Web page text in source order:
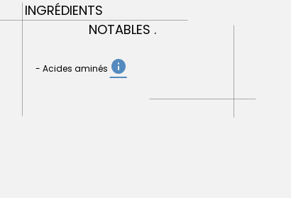
INGRÉDIENTS
NOTABLES .
- Acides aminés info